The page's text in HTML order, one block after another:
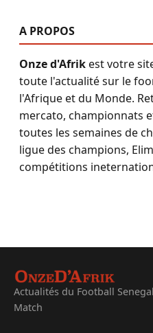
A PROPOS
Onze d'Afrikest votre
toute l'actualité sur le
l'Afrique et du Monde.
mercato, championnats
toutes les semaines de
ligue des champions,
compétitions
Actualités du Football
Match